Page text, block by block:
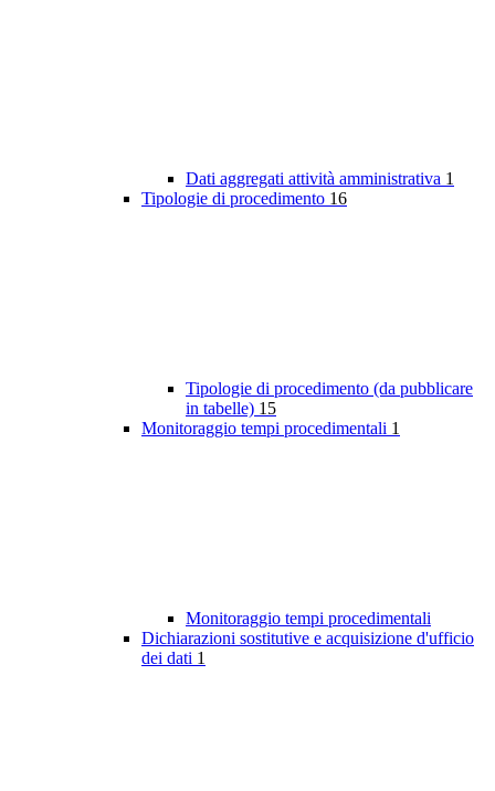
Dati aggregati attività amministrativa 1
Tipologie di procedimento 16
Tipologie di procedimento (da pubblicare
in tabelle) 15
Monitoraggio tempi procedimentali 1
Monitoraggio tempi procedimentali
Dichiarazioni sostitutive e acquisizione d'ufficio
dei dati 1